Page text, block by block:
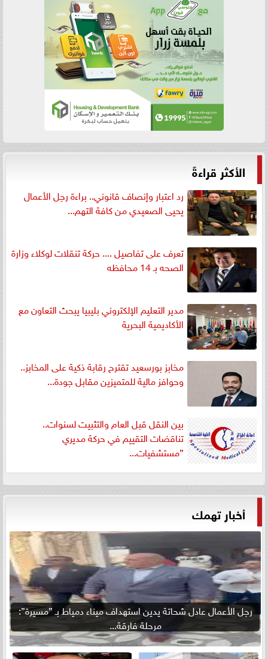
الأكثر قراءةً
رد اعتبار وإنصاف قانوني.. براءة رجل الأعمال
يحيى الصعيدي من كافة التهم...
تعرف على تفاصيل .... حركة تنقلات لوكلاء وزارة
الصحه بـ 14 محافظه
مدير التعليم الإلكتروني بليبيا يبحث التعاون مع
الأكاديمية البحرية
مخابز بورسعيد تقترح رقابة ذكية على المخابز..
وحوافز مالية للمتميزين مقابل جودة...
بين النقل قبل العام والتثبيت لسنوات..
تناقضات التقييم في حركة مديري
”مستشفيات...
أخبار تهمك
رجل الأعمال عادل شحاتة يدين استهداف ميناء دمياط بـ ”مسيرة”:
مرحلة فارقة...